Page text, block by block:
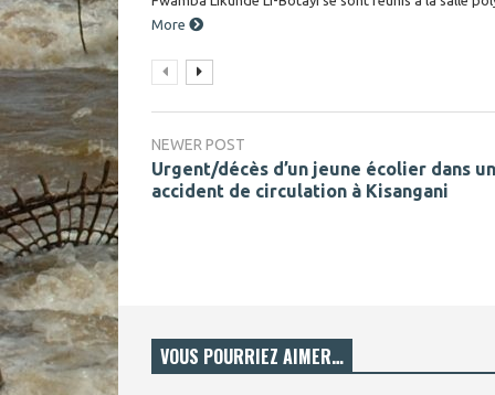
More
NEWER POST
Urgent/décès d’un jeune écolier dans un
accident de circulation à Kisangani
VOUS POURRIEZ AIMER…